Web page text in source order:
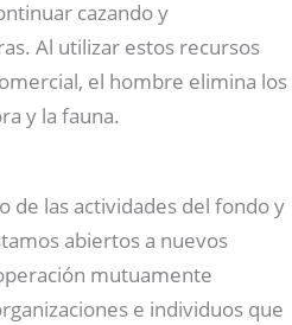
cazando y
Al utilizar estos recursos
el hombre elimina los
y la fauna.
de las actividades del fondo y
abiertos a nuevos
mutuamente
e individuos que